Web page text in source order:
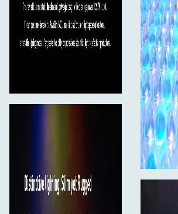
Bæreveske x1
Brukerhåndbok x1